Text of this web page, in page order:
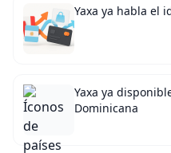
Yaxa ya habla el
Yaxa ya
Dominicana